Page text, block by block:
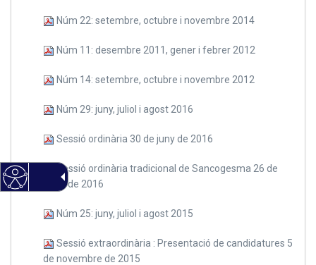
Núm 22: setembre, octubre i novembre 2014
Núm 11: desembre 2011, gener i febrer 2012
Núm 14: setembre, octubre i novembre 2012
Núm 29: juny, juliol i agost 2016
Sessió ordinària 30 de juny de 2016
Sessió ordinària tradicional de Sancogesma 26 de
maig de 2016
Núm 25: juny, juliol i agost 2015
Sessió extraordinària : Presentació de candidatures 5
de novembre de 2015